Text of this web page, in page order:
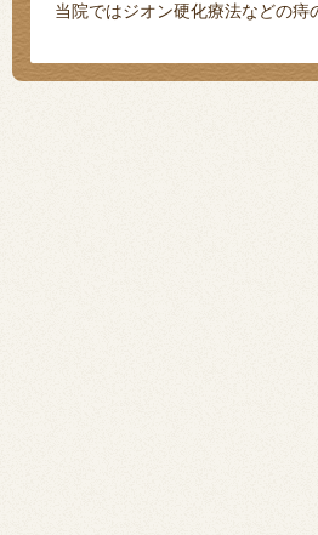
当院ではジオン硬化療法などの痔